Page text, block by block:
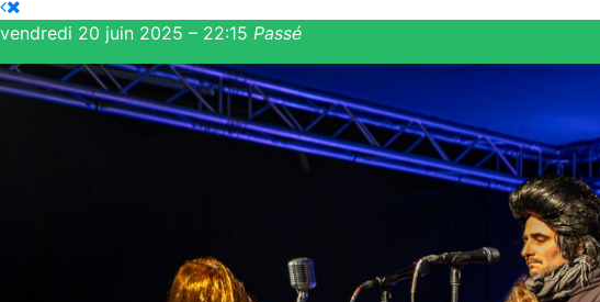
vendredi 20 juin 2025 – 22:15 Passé